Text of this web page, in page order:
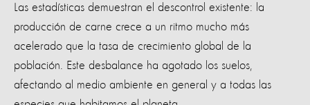
Las estadísticas demuestran el descontrol existente: la
producción de carne crece a un ritmo mucho más
acelerado que la tasa de crecimiento global de la
población. Este desbalance ha agotado los suelos,
afectando al medio ambiente en general y a todas las